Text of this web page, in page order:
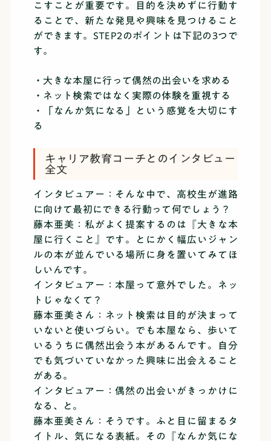
こすことが重要です。目的を決めずに行動す
ることで、新たな発見や興味を見つけること
ができます。STEP2のポイントは下記の3つで
す。
・大きな本屋に行って偶然の出会いを求める
・ネット検索ではなく実際の体験を重視する
・「なんか気になる」という感覚を大切にす
る
キャリア教育コーチとのインタビュー
全文
インタビュアー：そんな中で、高校生が進路
に向けて最初にできる行動って何でしょう？
藤本亜美：私がよく提案するのは『大きな本
屋に行くこと』です。とにかく幅広いジャン
ルの本が並んでいる場所に身を置いてみてほ
しいんです。
インタビュアー：本屋って意外でした。ネッ
トじゃなくて？
藤本亜美さん：ネット検索は目的が決まって
いないと使いづらい。でも本屋なら、歩いて
いるうちに偶然出会う本があるんです。自分
でも気づいていなかった興味に出会えること
がある。
インタビュアー：偶然の出会いがきっかけに
なる、と。
藤本亜美さん：そうです。ふと目に留まるタ
イトル、気になる表紙。その『なんか気にな